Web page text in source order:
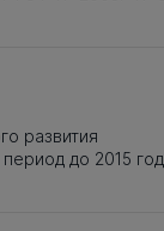
развития
до 2015